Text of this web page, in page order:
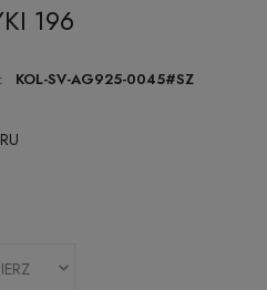
196
KOL-SV-AG925-0045#SZ